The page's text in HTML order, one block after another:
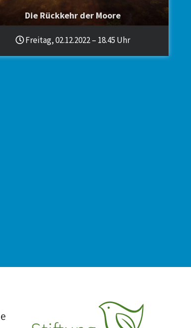
Die Rückkehr der Moore
Freitag, 02.12.2022 – 18.45 Uhr